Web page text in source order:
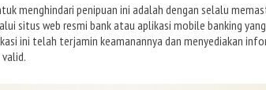
menghindari penipuan ini adalah dengan selalu
situs web resmi bank atau aplikasi mobile banking
ini telah terjamin keamanannya dan menyediakan